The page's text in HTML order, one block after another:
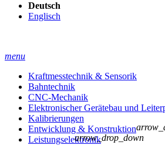
Deutsch
Englisch
menu
Kraftmesstechnik & Sensorik
Bahntechnik
CNC-Mechanik
Elektronischer Gerätebau und
Kalibrierungen
Entwicklung & Konstruktion
Leistungselektronikarrow_drop_down